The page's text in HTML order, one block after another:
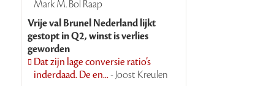
Mark M. Bol Raap
Vrije val Brunel Nederland lijkt
gestopt in Q2, winst is verlies
geworden
Dat zijn lage conversie ratio’s
inderdaad. De en...- Joost Kreulen